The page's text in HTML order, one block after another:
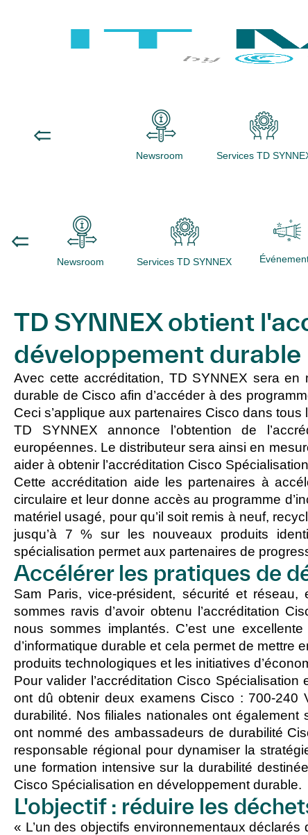
Newsroom Services TD
Newsroom Services TD SYNNEX
TD SYNNEX obtient
développement durable
Avec cette accréditation, TD SYNNEX sera en
durable de Cisco afin d’accéder à des
Ceci s’applique aux partenaires Cisco dans
TD SYNNEX annonce l’obtention de
européennes. Le distributeur sera ainsi en
aider à obtenir l’accréditation Cisco
Cette accréditation aide les partenaires à
circulaire et leur donne accès au programme
matériel usagé, pour qu’il soit remis à neuf,
jusqu’à 7 % sur les nouveaux produits
spécialisation permet aux partenaires de
Accélérer les pratiques de
Sam Paris, vice-président, sécurité et
sommes ravis d’avoir obtenu l’accréditation
nous sommes implantés. C’est une
d’informatique durable et cela permet de mettre
produits technologiques et les initiatives
Pour valider l’accréditation Cisco
ont dû obtenir deux examens Cisco : 700-240
durabilité. Nos filiales nationales ont
ont nommé des ambassadeurs de durabilité
responsable régional pour dynamiser la
une formation intensive sur la durabilité
Cisco Spécialisation en développement durable.
L'objectif : réduire les
« L’un des objectifs environnementaux